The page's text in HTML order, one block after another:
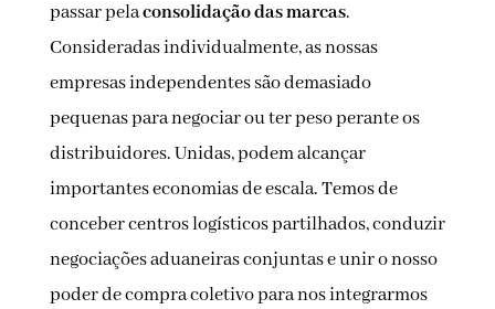
passar pelaconsolidação das marcas.
Consideradas individualmente, as nossas
empresas independentes são demasiado
pequenas para negociar ou ter peso perante os
distribuidores. Unidas, podem alcançar
importantes economias de escala. Temos de
conceber centros logísticos partilhados, conduzir
negociações aduaneiras conjuntas e unir o nosso
poder de compra coletivo para nos integrarmos